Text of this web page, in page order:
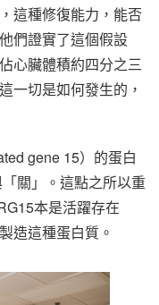
這種修復能力，能否
們證實了這個假設
心臟體積約四分之三
一切是如何發生的，
gene 15）的蛋白
關」。這點之所以重
本是活躍存在
造這種蛋白質。